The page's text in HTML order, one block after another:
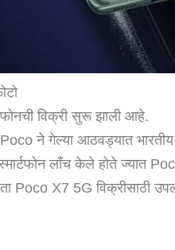
विक्री सुरू झाली आहे.
Poco ने गेल्या आठवड्यात
लाँच केले होते ज्यात
Poco X7 5G विक्रीसाठी